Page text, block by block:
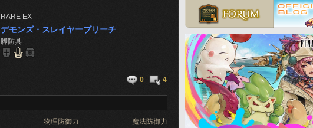
RARE EX
デモンズ・スレイヤーブリーチ
脚防具
0 4
物理防御力 魔法防御力